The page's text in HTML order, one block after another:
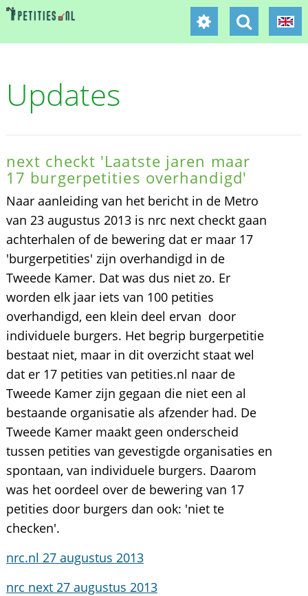
Updates
next checkt 'Laatste jaren maar
17 burgerpetities overhandigd'
Naar aanleiding van het bericht in de Metro
van 23 augustus 2013 is nrc next checkt gaan
achterhalen of de bewering dat er maar 17
'burgerpetities' zijn overhandigd in de
Tweede Kamer. Dat was dus niet zo. Er
worden elk jaar iets van 100 petities
overhandigd, een klein deel ervan door
individuele burgers. Het begrip burgerpetitie
bestaat niet, maar in dit overzicht staat wel
dat er 17 petities van petities.nl naar de
Tweede Kamer zijn gegaan die niet een al
bestaande organisatie als afzender had. De
Tweede Kamer maakt geen onderscheid
tussen petities van gevestigde organisaties en
spontaan, van individuele burgers. Daarom
was het oordeel over de bewering van 17
petities door burgers dan ook: 'niet te
checken'.
nrc.nl 27 augustus 2013
nrc next 27 augustus 2013